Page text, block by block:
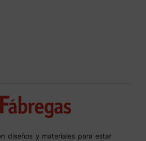
diseños y materiales para estar